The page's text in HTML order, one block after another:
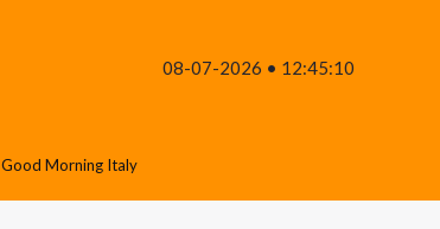
08-07-2026 • 12:45:10
Good Morning Italy